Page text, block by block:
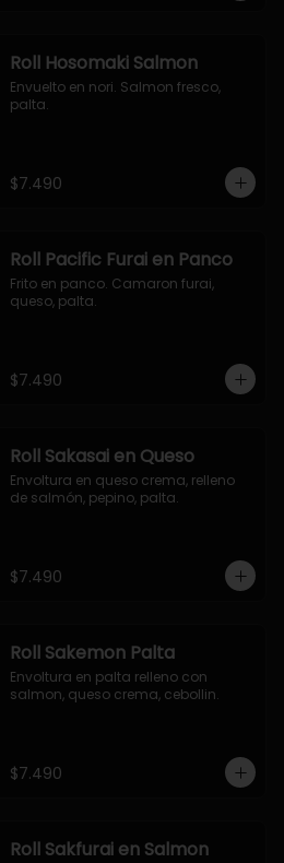
Roll Hosomaki Salmon
Envuelto en nori. Salmon fresco,
palta.
$7.490
Roll Pacific Furai en Panco
Frito en panco. Camaron furai,
queso, palta.
$7.490
Roll Sakasai en Queso
Envoltura en queso crema, relleno
de salmón, pepino, palta.
$7.490
Roll Sakemon Palta
Envoltura en palta relleno con
salmon, queso crema, cebollin.
$7.490
Roll Sakfurai en Salmon